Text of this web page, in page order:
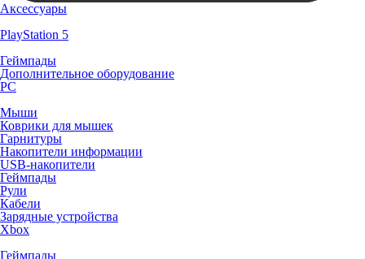
Аксессуары
PlayStation 5
Геймпады
Дополнительное оборудование
PC
Мыши
Коврики для мышек
Гарнитуры
Накопители информации
USB-накопители
Геймпады
Рули
Кабели
Зарядные устройства
Xbox
Геймпады